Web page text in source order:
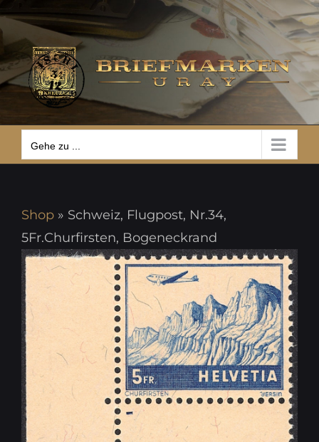
Zum
Inhalt
springen
Gehe zu ...
Gehe zu ...
Shop » Schweiz, Flugpost, Nr.34,
5Fr.Churfirsten, Bogeneckrand